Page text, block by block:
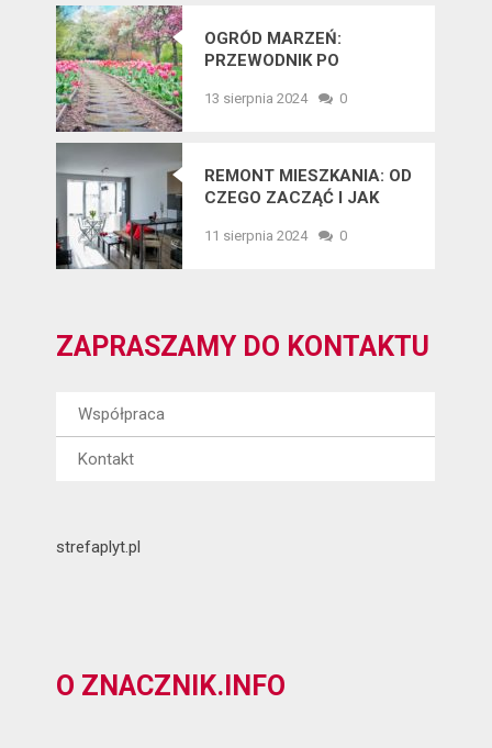
OGRÓD MARZEŃ:
PRZEWODNIK PO
TRENDACH
13 sierpnia 2024 0
REMONT MIESZKANIA: OD
CZEGO ZACZĄĆ I JAK
11 sierpnia 2024 0
ZAPRASZAMY DO KONTAKTU
Współpraca
Kontakt
strefaplyt.pl
O ZNACZNIK.INFO